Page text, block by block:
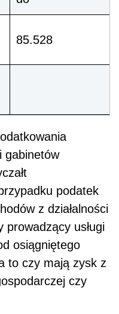
85.528
gabinetów
podatek
z działalności
prowadzący usługi
osiągniętego
to czy mają zysk z
czy